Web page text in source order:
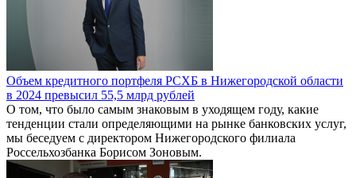
Объем кредитного портфеля РСХБ в Нижегородской области
в 2024 превысил 55,5 млрд рублей
О том, что было самым знаковым в уходящем году, какие
тенденции стали определяющими на рынке банковских услуг,
мы беседуем с директором Нижегородского филиала
Россельхозбанка Борисом Зоновым.